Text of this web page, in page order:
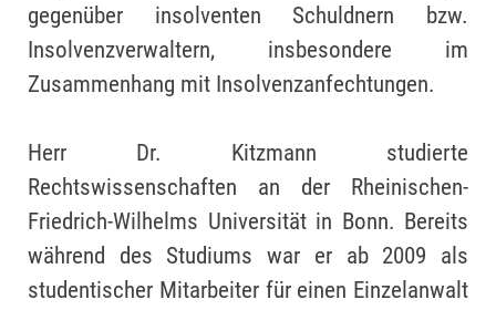
gegenüber insolventen Schuldnern bzw.
Insolvenzverwaltern, insbesondere im
Zusammenhang mit Insolvenzanfechtungen.
Herr Dr. Kitzmann studierte
Rechtswissenschaften an der Rheinischen-
Friedrich-Wilhelms Universität in Bonn. Bereits
während des Studiums war er ab 2009 als
studentischer Mitarbeiter für einen Einzelanwalt